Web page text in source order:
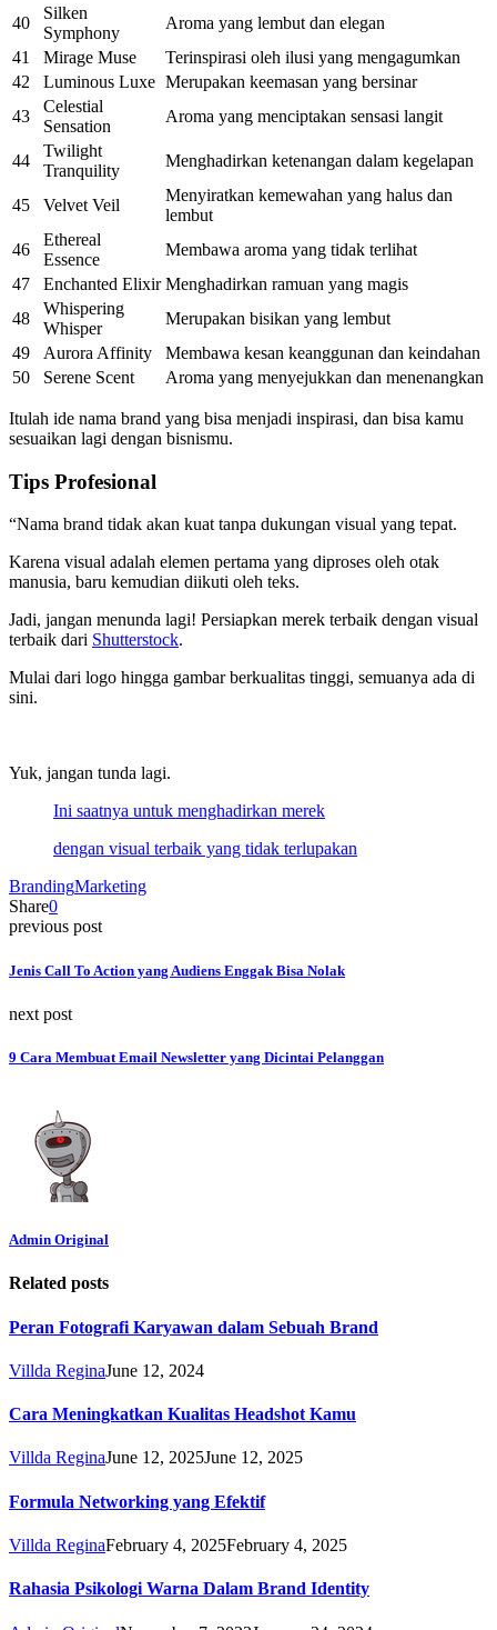
40
Silken
Symphony
Aroma yang lembut dan elegan
41
Mirage Muse
Terinspirasi oleh ilusi yang mengagumkan
42
Luminous Luxe Merupakan keemasan yang bersinar
43
Celestial
Sensation
Aroma yang menciptakan sensasi langit
44
Twilight
Tranquility
Menghadirkan ketenangan dalam kegelapan
45 Velvet Veil
Menyiratkan kemewahan yang halus dan
lembut
46
Ethereal
Essence
Membawa aroma yang tidak terlihat
47
Enchanted Elixir Menghadirkan ramuan yang magis
48
Whispering
Whisper
Merupakan bisikan yang lembut
49
Aurora Affinity
Membawa kesan keanggunan dan keindahan
50
Serene Scent Aroma yang menyejukkan dan menenangkan
Itulah ide nama brand yang bisa menjadi inspirasi, dan bisa kamu
sesuaikan lagi dengan bisnismu.
Tips Profesional
“Nama brand tidak akan kuat tanpa dukungan visual yang tepat.
Karena visual adalah elemen pertama yang diproses oleh otak
manusia, baru kemudian diikuti oleh teks.
Jadi, jangan menunda lagi! Persiapkan merek terbaik dengan visual
terbaik dari Shutterstock.
Mulai dari logo hingga gambar berkualitas tinggi, semuanya ada di
sini.
Yuk, jangan tunda lagi.
Ini saatnya untuk menghadirkan merek
dengan visual terbaik yang tidak terlupakan
BrandingMarketing
Share0
previous post
Jenis Call To Action yang Audiens Enggak Bisa Nolak
next post
9 Cara Membuat Email Newsletter yang Dicintai Pelanggan
Admin Original
Related posts
Peran Fotografi Karyawan dalam Sebuah Brand
Villda ReginaJune 12, 2024
Cara Meningkatkan Kualitas Headshot Kamu
Villda ReginaJune 12, 2025June 12, 2025
Formula Networking yang Efektif
Villda ReginaFebruary 4, 2025February 4, 2025
Rahasia Psikologi Warna Dalam Brand Identity